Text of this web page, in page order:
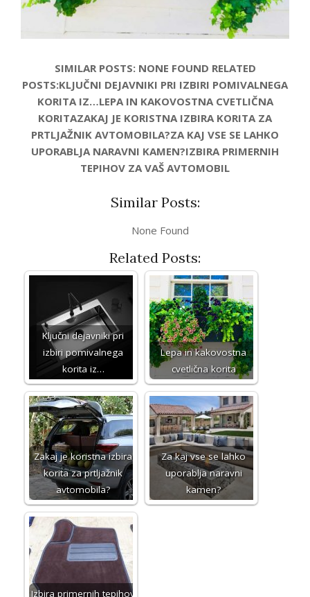
SIMILAR POSTS: NONE FOUND RELATED
POSTS:KLJUČNI DEJAVNIKI PRI IZBIRI POMIVALNEGA
KORITA IZ…LEPA IN KAKOVOSTNA CVETLIČNA
KORITAZAKAJ JE KORISTNA IZBIRA KORITA ZA
PRTLJAŽNIK AVTOMOBILA?ZA KAJ VSE SE LAHKO
UPORABLJA NARAVNI KAMEN?IZBIRA PRIMERNIH
TEPIHOV ZA VAŠ AVTOMOBIL
Similar Posts:
None Found
Related Posts:
Ključni dejavniki pri
izbiri pomivalnega
korita iz…
Lepa in kakovostna
cvetlična korita
Zakaj je koristna izbira
korita za prtljažnik
avtomobila?
Za kaj vse se lahko
uporablja naravni
kamen?
Izbira primernih tepihov